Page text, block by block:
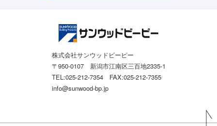
株式会社サンウッドビーピー
〒950-0107 新潟市江南区三百地2335-1
TEL:025-212-7354 FAX:025-212-7355
info@sunwood-bp.jp